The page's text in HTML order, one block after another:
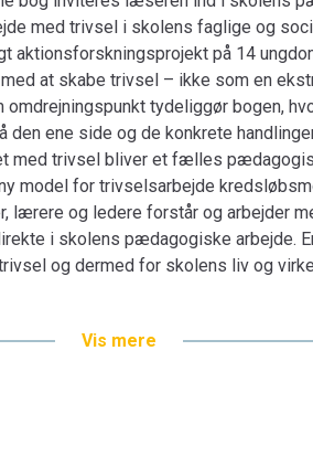
med trivsel i skolens faglige og
på 14
at skabe trivsel – ikke som en
tydeliggør bogen,
ene side og de konkrete
med trivsel bliver et fælles
model for trivselsarbejde
lærere og ledere forstår og arbejder
i skolens pædagogiske arbejde.
trivsel og dermed for skolens
Vis mere